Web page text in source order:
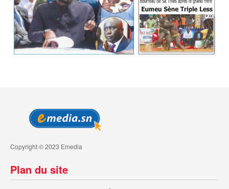
Copyright © 2023 Emedia
Plan du site